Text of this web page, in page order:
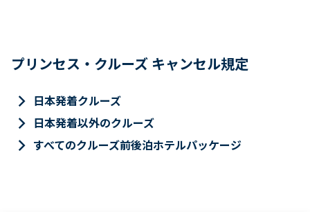
プリンセス・クルーズ キャンセル規定
keyboard_arrow_right 日本発着クルーズ
keyboard_arrow_right 日本発着以外のクルーズ
keyboard_arrow_right すべてのクルーズ前後泊ホテルパッケージ